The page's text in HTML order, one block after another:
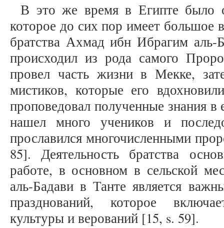
В это же время в Египте было
которое до сих пор имеет большое
братства Ахмад ибн Ибрагим аль-
происходил из рода самого
провел часть жизни в Мекке,
мистиков, которые его
проповедовал полученные знания в
нашел много учеников и
прославился многочисленными
85]. Деятельность братства
работе, в основном в сельской
аль-Бадави в Танте является
празднований, которое
культуры и верований [15, s. 59].